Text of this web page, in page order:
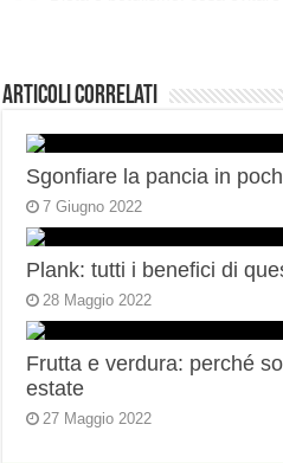
Articoli correlati
Sgonfiare la pancia in
7 Giugno 2022
Plank: tutti i benefici di
28 Maggio 2022
Frutta e verdura: perché
estate
27 Maggio 2022